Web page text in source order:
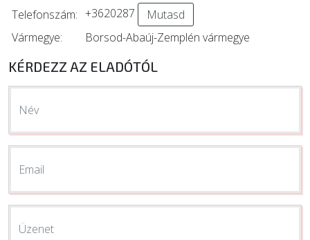
Telefonszám: +3620287
Mutasd
Vármegye:
Borsod-Abaúj-Zemplén vármegye
KÉRDEZZ AZ ELADÓTÓL
Név
Email
Üzenet